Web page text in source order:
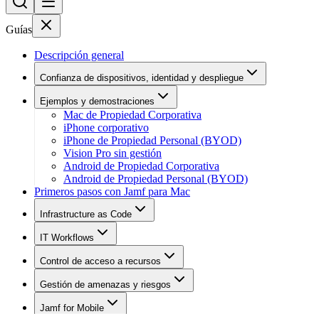
Guías
Descripción general
Confianza de dispositivos, identidad y despliegue
Ejemplos y demostraciones
Mac de Propiedad Corporativa
iPhone corporativo
iPhone de Propiedad Personal (BYOD)
Vision Pro sin gestión
Android de Propiedad Corporativa
Android de Propiedad Personal (BYOD)
Primeros pasos con Jamf para Mac
Infrastructure as Code
IT Workflows
Control de acceso a recursos
Gestión de amenazas y riesgos
Jamf for Mobile